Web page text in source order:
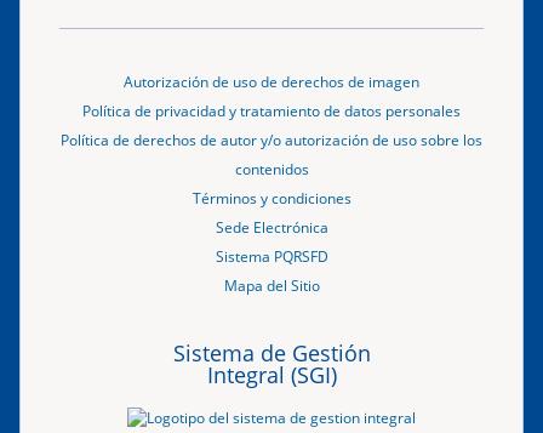
Autorización de uso de derechos de imagen
Política de privacidad y tratamiento de datos personales
Política de derechos de autor y/o autorización de uso sobre los
contenidos
Términos y condiciones
Sede Electrónica
Sistema PQRSFD
Mapa del Sitio
Sistema de Gestión
Integral (SGI)